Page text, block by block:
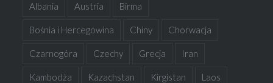
Albania Austria Birma
Bośnia i Hercegowina Chiny Chorwacja
Czarnogóra Czechy Grecja Iran
Kambodża Kazachstan Kirgistan Laos